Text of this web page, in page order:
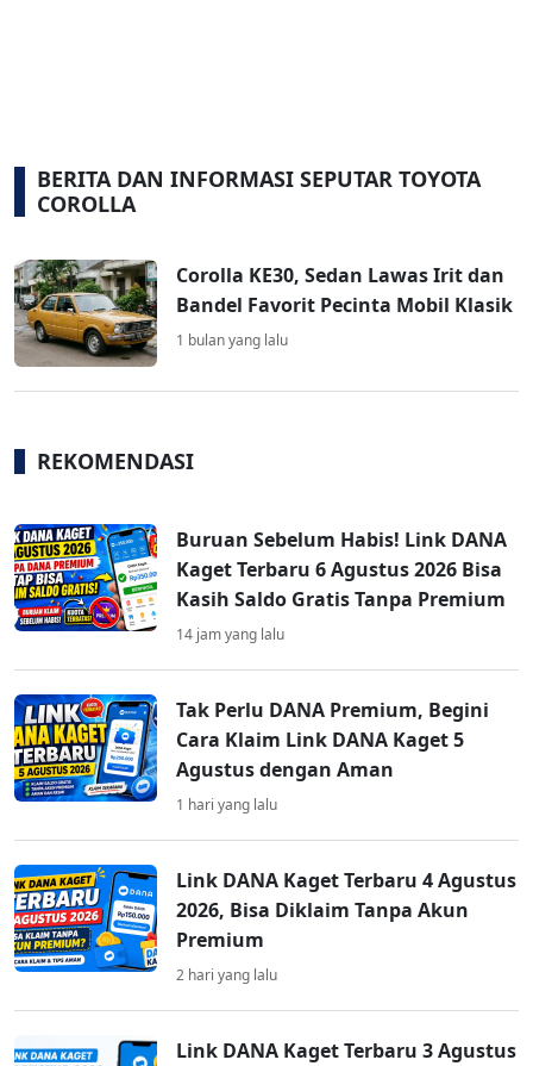
BERITA DAN INFORMASI SEPUTAR TOYOTA
COROLLA
Corolla KE30, Sedan Lawas Irit dan
Bandel Favorit Pecinta Mobil Klasik
1 bulan yang lalu
REKOMENDASI
Buruan Sebelum Habis! Link DANA
Kaget Terbaru 6 Agustus 2026 Bisa
Kasih Saldo Gratis Tanpa Premium
14 jam yang lalu
Tak Perlu DANA Premium, Begini
Cara Klaim Link DANA Kaget 5
Agustus dengan Aman
1 hari yang lalu
Link DANA Kaget Terbaru 4 Agustus
2026, Bisa Diklaim Tanpa Akun
Premium
2 hari yang lalu
Link DANA Kaget Terbaru 3 Agustus